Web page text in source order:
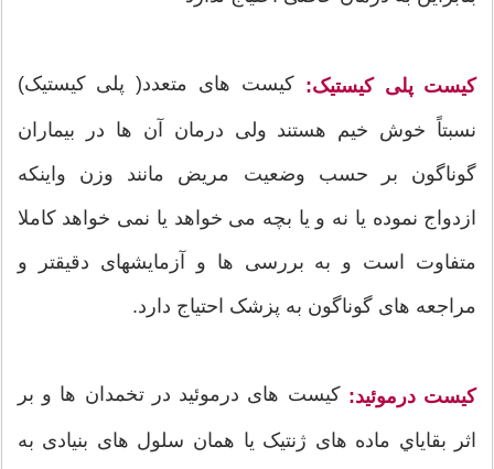
کیست پلی کیستیک: کیست های متعدد( پلی کیستیک)
نسبتاً خوش خیم هستند ولی درمان آن ها در بیماران
گوناگون بر حسب وضعیت مریض مانند وزن واینکه
ازدواج نموده یا نه و یا بچه می خواهد یا نمی خواهد کاملا
متفاوت است و به بررسی ها و آزمایشهای دقیقتر و
مراجعه های گوناگون به پزشک احتیاج دارد.
کیست درموئید: کیست های درموئید در تخمدان ها و بر
اثر بقاياي ماده های ژنتیک یا همان سلول های بنیادی به